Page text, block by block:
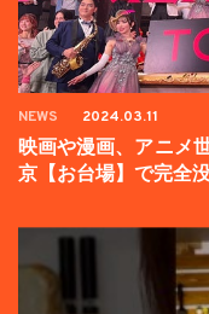
NEWS 2024.03.11
映画や漫画、アニメ
京【お台場】で完全